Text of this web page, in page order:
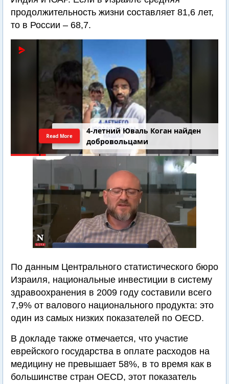
продолжительность жизни составляет 81,6 лет,
то в России – 68,7.
4-летний Юваль Коган найден
добровольцами
Read More
По данным Центрального статистического бюро
Израиля, национальные инвестиции в систему
здравоохранения в 2009 году составили всего
7,9% от валового национального продукта: это
один из самых низких показателей по OECD.
В докладе также отмечается, что участие
еврейского государства в оплате расходов на
медицину не превышает 58%, в то время как в
большинстве стран OECD, этот показатель